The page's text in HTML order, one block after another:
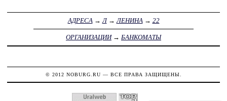
АДРЕСА→Л→ЛЕНИНА→ 22
ОРГАНИЗАЦИИ→ БАНКОМАТЫ
© 2012 NOBURG.RU — ВСЕ ПРАВА ЗАЩИЩЕНЫ.